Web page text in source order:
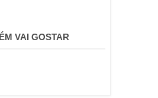
VAI GOSTAR